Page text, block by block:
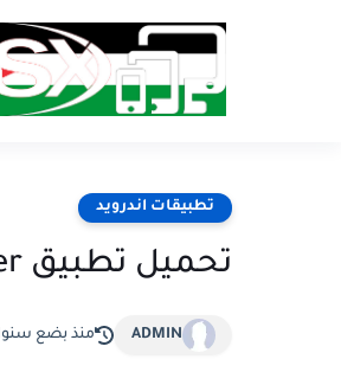
تطبيقات اندرويد
تحميل تطبيق Kinemaster مجانا للاندرويد
ADMIN منذ بضع